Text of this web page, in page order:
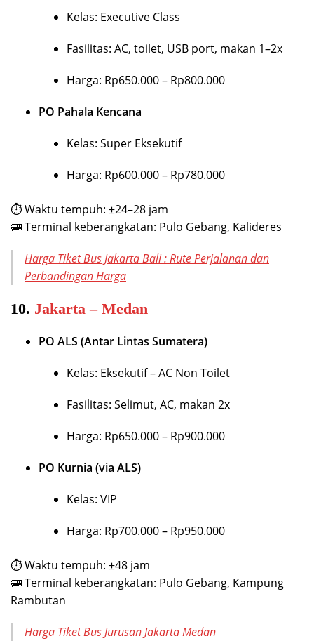
Kelas: Executive Class
Fasilitas: AC, toilet, USB port, makan 1–2x
Harga: Rp650.000 – Rp800.000
PO Pahala Kencana
Kelas: Super Eksekutif
Harga: Rp600.000 – Rp780.000
⏱ Waktu tempuh: ±24–28 jam
🚌 Terminal keberangkatan: Pulo Gebang, Kalideres
Harga Tiket Bus Jakarta Bali : Rute Perjalanan dan
Perbandingan Harga
10. Jakarta – Medan
PO ALS (Antar Lintas Sumatera)
Kelas: Eksekutif – AC Non Toilet
Fasilitas: Selimut, AC, makan 2x
Harga: Rp650.000 – Rp900.000
PO Kurnia (via ALS)
Kelas: VIP
Harga: Rp700.000 – Rp950.000
⏱ Waktu tempuh: ±48 jam
🚌 Terminal keberangkatan: Pulo Gebang, Kampung
Rambutan
Harga Tiket Bus Jurusan Jakarta Medan